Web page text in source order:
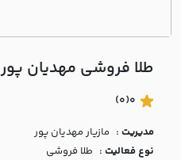
درباره
با ما
مقالات
طلا فروشی مهديان پور
0
(0)
مدیریت : مازيار مهديان پور
نوع فعالیت : طلا فروشی